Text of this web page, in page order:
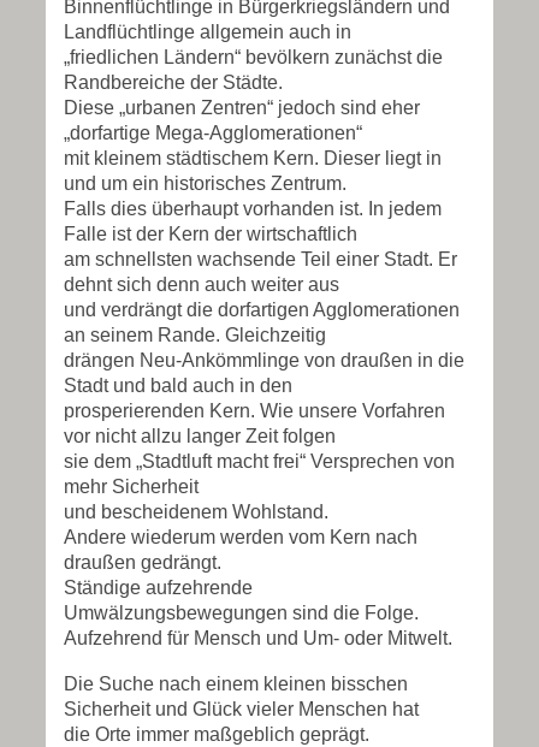
Binnenflüchtlinge in Bürgerkriegsländern und
Landflüchtlinge allgemein auch in
„friedlichen Ländern“ bevölkern zunächst die
Randbereiche der Städte.
Diese „urbanen Zentren“ jedoch sind eher
„dorfartige Mega-Agglomerationen“
mit kleinem städtischem Kern. Dieser liegt in
und um ein historisches Zentrum.
Falls dies überhaupt vorhanden ist. In jedem
Falle ist der Kern der wirtschaftlich
am schnellsten wachsende Teil einer Stadt. Er
dehnt sich denn auch weiter aus
und verdrängt die dorfartigen Agglomerationen
an seinem Rande. Gleichzeitig
drängen Neu-Ankömmlinge von draußen in die
Stadt und bald auch in den
prosperierenden Kern. Wie unsere Vorfahren
vor nicht allzu langer Zeit folgen
sie dem „Stadtluft macht frei“ Versprechen von
mehr Sicherheit
und bescheidenem Wohlstand.
Andere wiederum werden vom Kern nach
draußen gedrängt.
Ständige aufzehrende
Umwälzungsbewegungen sind die Folge.
Aufzehrend für Mensch und Um- oder Mitwelt.
Die Suche nach einem kleinen bisschen
Sicherheit und Glück vieler Menschen hat
die Orte immer maßgeblich geprägt.